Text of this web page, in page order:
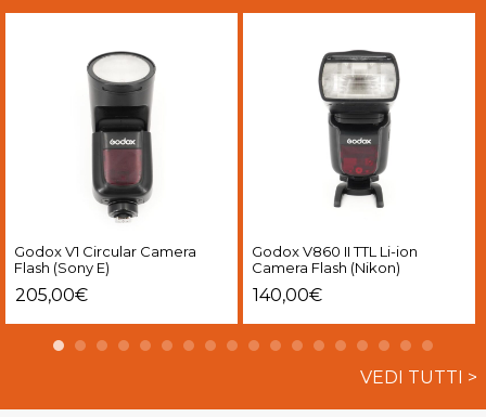
Godox V1 Circular Camera
Flash (Sony E)
205,00€
Godox V860 II TTL Li-ion
Camera Flash (Nikon)
140,00€
VEDI TUTTI >